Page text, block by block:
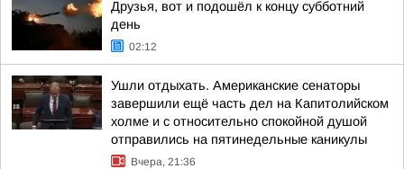
Друзья, вот и подошёл к концу субботний
день
02:12
Ушли отдыхать. Американские сенаторы
завершили ещё часть дел на Капитолийском
холме и с относительно спокойной душой
отправились на пятинедельные каникулы
Вчера, 21:36